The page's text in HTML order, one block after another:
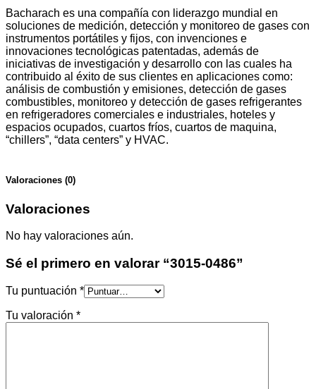
Bacharach es una compañía con liderazgo mundial en
soluciones de medición, detección y monitoreo de gases con
instrumentos portátiles y fijos, con invenciones e
innovaciones tecnológicas patentadas, además de
iniciativas de investigación y desarrollo con las cuales ha
contribuido al éxito de sus clientes en aplicaciones como:
análisis de combustión y emisiones, detección de gases
combustibles, monitoreo y detección de gases refrigerantes
en refrigeradores comerciales e industriales, hoteles y
espacios ocupados, cuartos fríos, cuartos de maquina,
“chillers”, “data centers” y HVAC.
Valoraciones (0)
Valoraciones
No hay valoraciones aún.
Sé el primero en valorar “3015-0486”
Tu puntuación *
Tu valoración *